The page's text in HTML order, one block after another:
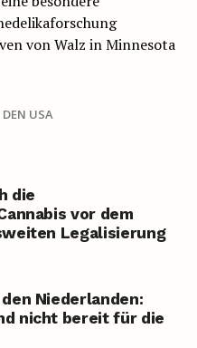
von Walz in Minnesota
USA
die
vor dem
Legalisierung
Niederlanden:
nicht bereit für die